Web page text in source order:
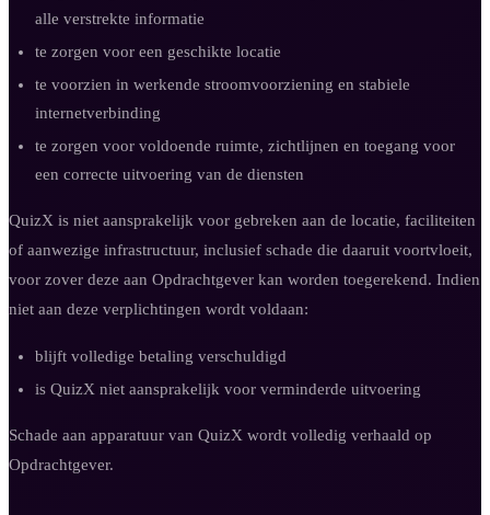
alle verstrekte informatie
te zorgen voor een geschikte locatie
te voorzien in werkende stroomvoorziening en stabiele
internetverbinding
te zorgen voor voldoende ruimte, zichtlijnen en toegang voor
een correcte uitvoering van de diensten
QuizX is niet aansprakelijk voor gebreken aan de locatie, faciliteiten
of aanwezige infrastructuur, inclusief schade die daaruit voortvloeit,
voor zover deze aan Opdrachtgever kan worden toegerekend. Indien
niet aan deze verplichtingen wordt voldaan:
blijft volledige betaling verschuldigd
is QuizX niet aansprakelijk voor verminderde uitvoering
Schade aan apparatuur van QuizX wordt volledig verhaald op
Opdrachtgever.